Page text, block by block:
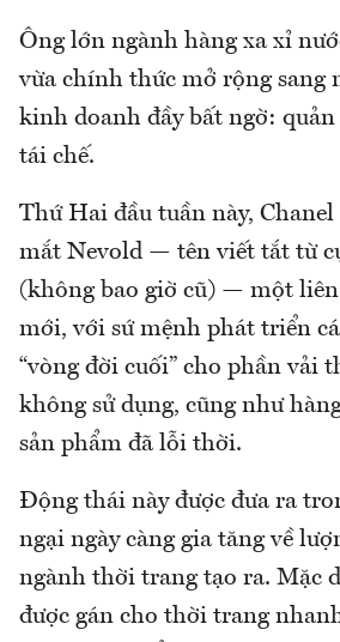
Ông lớn ngành hàng xa xỉ
vừa chính thức mở rộng sang
kinh doanh đầy bất ngờ:
tái chế.
Thứ Hai đầu tuần này,
mắt Nevold — tên viết tắt từ
(không bao giờ cũ) — một
mới, với sứ mệnh phát triển
“vòng đời cuối” cho phần vải
không sử dụng, cũng như
sản phẩm đã lỗi thời.
Động thái này được đưa ra
ngại ngày càng gia tăng về
ngành thời trang tạo ra. Mặc
được gán cho thời trang